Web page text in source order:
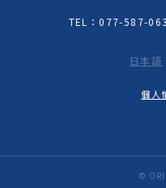
TEL：077-587-
日本語
個人
©